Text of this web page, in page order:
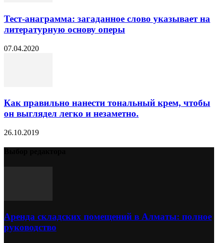
Тест-анаграмма: загаданное слово указывает на
литературную основу оперы
07.04.2020
Как правильно нанести тональный крем, чтобы
он выглядел легко и незаметно.
26.10.2019
Аренда складских помещений в Алматы: полное
руководство